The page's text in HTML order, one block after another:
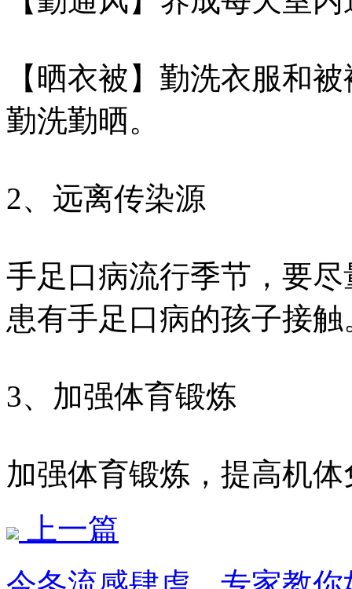
【晒衣被】勤洗衣服和
勤洗勤晒。
2、远离传染源
手足口病流行季节，要
患有手足口病的孩子接触
3、加强体育锻炼
加强体育锻炼，提高机
上一篇